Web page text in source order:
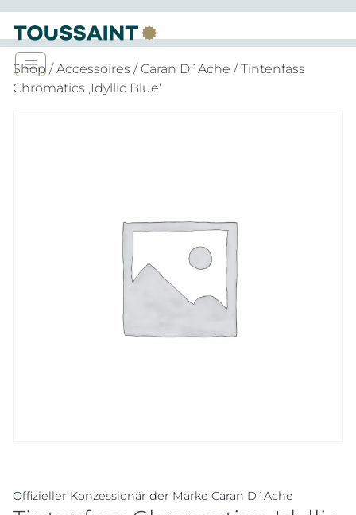
Shop /Accessoires / Caran D´Ache / Tintenfass
Chromatics ‚Idyllic Blue‘
Offizieller Konzessionär der Marke Caran D´Ache